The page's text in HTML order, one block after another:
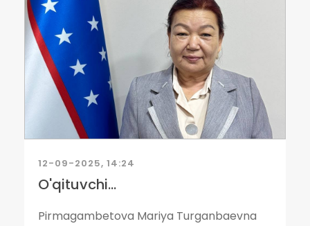
12-09-2025, 14:24
O'qituvchi...
Pirmagambetova Mariya Turganbaevna